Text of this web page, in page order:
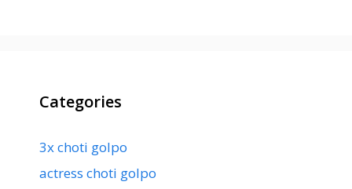
Categories
3x choti golpo
actress choti golpo